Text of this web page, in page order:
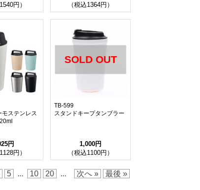
円）
（税込1364円）
ステンレス
円
円）
SOLD OUT
TB-599
スタンドキープタンブラー
1,000円
（税込1100円）
5 ... 10 20 ... 次へ » 最後 »